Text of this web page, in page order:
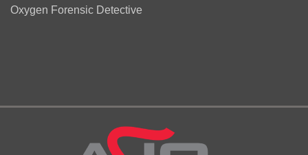
Oxygen Forensic Detective